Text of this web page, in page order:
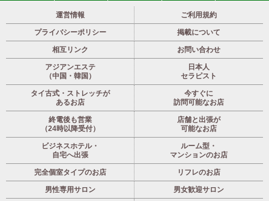
運営情報 ご利用規約
プライバシーポリシー 掲載について
相互リンク お問い合わせ
アジアンエステ
（中国・韓国）
日本人
セラピスト
タイ古式・ストレッチが
あるお店
今すぐに
訪問可能なお店
終電後も営業
（24時以降受付）
店舗と出張が
可能なお店
ビジネスホテル・
自宅へ出張
ルーム型・
マンションのお店
完全個室タイプのお店 リフレのお店
男性専用サロン 男女歓迎サロン